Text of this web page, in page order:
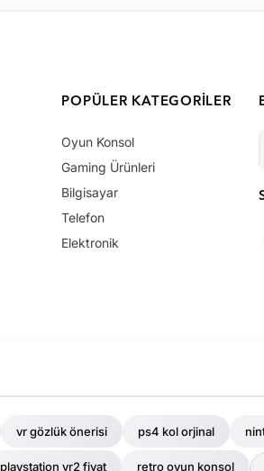
POPÜLER KATEGORILER
Oyun Konsol
Gaming Ürünleri
Bilgisayar
Telefon
Elektronik
vr gözlük önerisi ps4 kol orjinal
playstation vr2 fiyat retro oyun konsol